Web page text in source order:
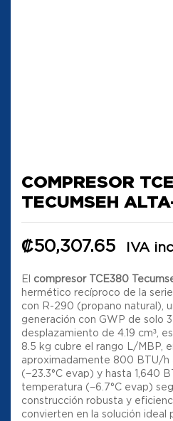
COMPRESOR
TECUMSEH
₡50,307.65 IVA
El compresor TCE380
hermético recíproco de la
con R-290 (propano natural),
generación con GWP de solo
desplazamiento de 4.19 cm³,
8.5 kg cubre el rango L/MBP,
aproximadamente 800 BTU/h
(−23.3°C evap) y hasta 1,640
temperatura (−6.7°C evap)
construcción robusta y
convierten en la solución ideal